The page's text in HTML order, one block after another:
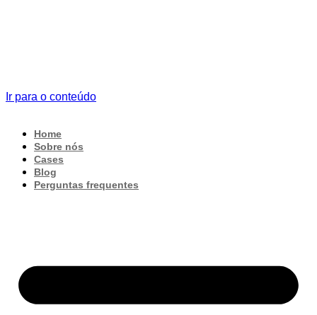
Ir para o conteúdo
Home
Sobre nós
Cases
Blog
Perguntas frequentes